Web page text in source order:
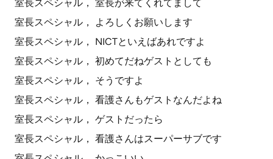
室長スペシャル， 室長が来てくれてまして
室長スペシャル， よろしくお願いします
室長スペシャル， NICTといえばあれですよ
室長スペシャル， 初めてだねゲストとしても
室長スペシャル， そうですよ
室長スペシャル， 看護さんもゲストなんだよね
室長スペシャル， ゲストだったら
室長スペシャル， 看護さんはスーパーサブです